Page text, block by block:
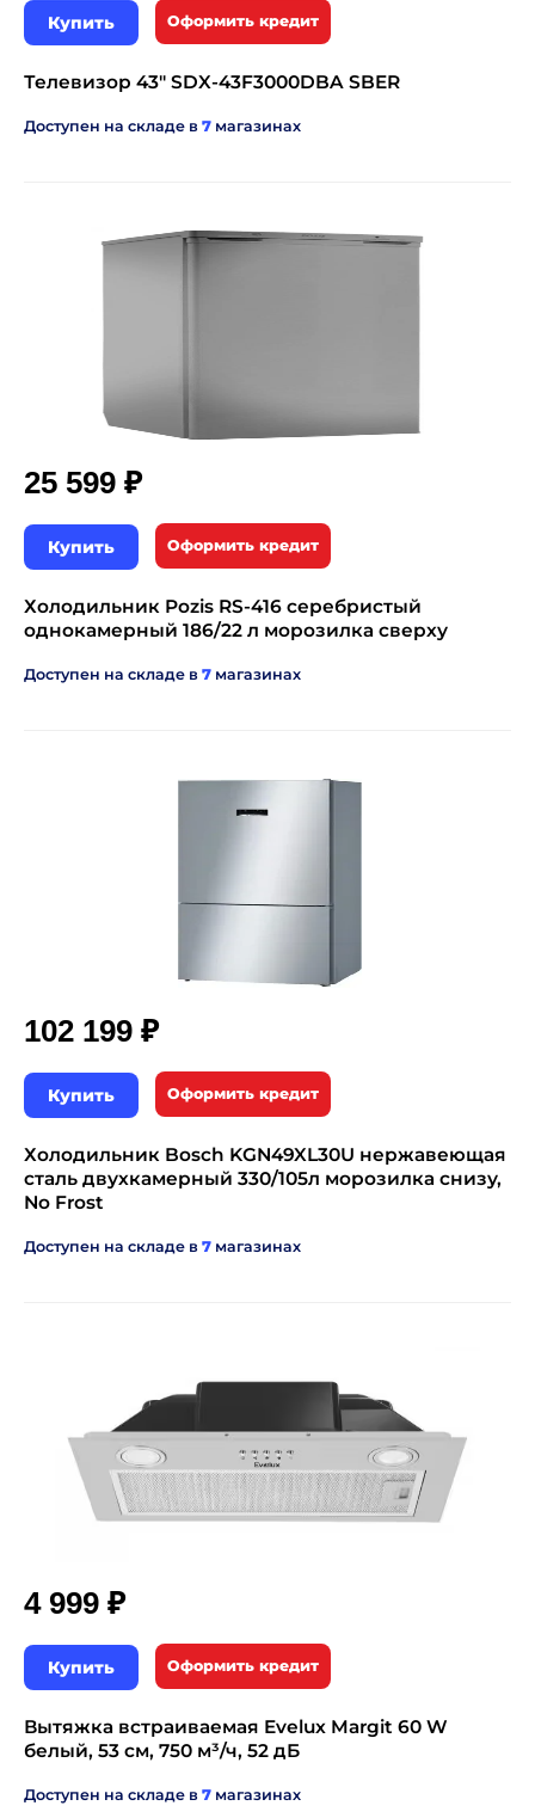
Купить Оформить кредит
Телевизор 43" SDX-43F3000DBA SBER
Доступен на складе в 7 магазинах
25 599 ₽
Купить Оформить кредит
Холодильник Pozis RS-416 серебристый
однокамерный 186/22 л морозилка сверху
Доступен на складе в 7 магазинах
102 199 ₽
Купить Оформить кредит
Холодильник Bosch KGN49XL30U нержавеющая
сталь двухкамерный 330/105л морозилка снизу,
No Frost
Доступен на складе в 7 магазинах
4 999 ₽
Купить Оформить кредит
Вытяжка встраиваемая Evelux Margit 60 W
белый, 53 см, 750 м³/ч, 52 дБ
Доступен на складе в 7 магазинах